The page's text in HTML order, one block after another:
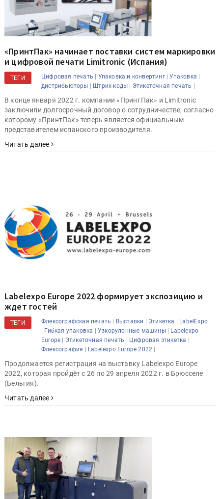
«ПринтПак» начинает поставки систем маркировки
и цифровой печати Limitronic (Испания)
ТЕГИ Цифровая печать | Упаковка и конвертинг|Упаковка |
дистрибьюторы | Штрих-коды | Этикеточная печать |
В конце января 2022 г. компании «ПринтПак» и Limitronic
заключили долгосрочный договор о сотрудничестве, согласно
которому «ПринтПак» теперь является официальным
представителем испанского производителя.
Читать далее
Labelexpo Europe 2022 формирует экспозицию и
ждет гостей
ТЕГИ Флексографская печать | Выставки | Этикетка | LabelExpo
| Гибкая упаковка |Узкорулонные машины| Labelexpo
Europe | Этикеточная печать | Цифровая этикетка |
Флексография | Labelexpo Europe 2022 |
Продолжается регистрация на выставку Labelexpo Europe
2022, которая пройдёт с 26 по 29 апреля 2022 г. в Брюсселе
(Бельгия).
Читать далее